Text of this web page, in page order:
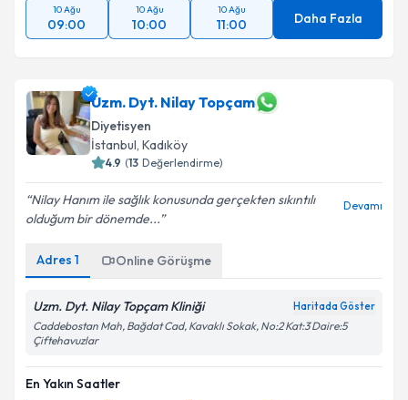
10 Ağu
09:00
10 Ağu
10:00
10 Ağu
11:00 Daha Fazla
Uzm. Dyt. Nilay Topçam
Diyetisyen
İstanbul, Kadıköy
4.9 (13 Değerlendirme)
Nilay Hanım ile sağlık konusunda gerçekten sıkıntılı
olduğum bir dönemde...
Devamı
Adres 1 Online Görüşme
Uzm. Dyt. Nilay Topçam Kliniği Haritada Göster
Caddebostan Mah, Bağdat Cad, Kavaklı Sokak, No:2 Kat:3 Daire:5
Çiftehavuzlar
En Yakın Saatler